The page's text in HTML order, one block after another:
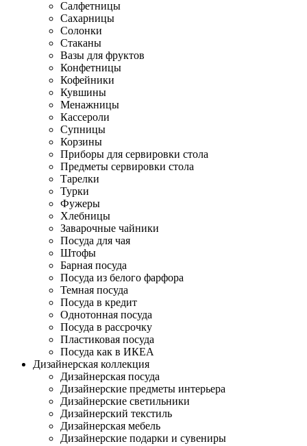
Салфетницы
Сахарницы
Солонки
Стаканы
Вазы для фруктов
Конфетницы
Кофейники
Кувшины
Менажницы
Кассероли
Супницы
Корзины
Приборы для сервировки стола
Предметы сервировки стола
Тарелки
Турки
Фужеры
Хлебницы
Заварочные чайники
Посуда для чая
Штофы
Барная посуда
Посуда из белого фарфора
Темная посуда
Посуда в кредит
Однотонная посуда
Посуда в рассрочку
Пластиковая посуда
Посуда как в ИКЕА
Дизайнерская коллекция
Дизайнерская посуда
Дизайнерские предметы интерьера
Дизайнерские светильники
Дизайнерский текстиль
Дизайнерская мебель
Дизайнерские подарки и сувениры